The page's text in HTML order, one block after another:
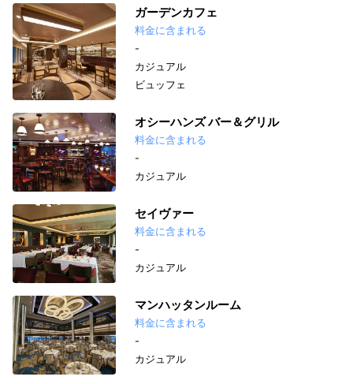
ガーデンカフェ
料金に含まれる
-
カジュアル
ビュッフェ
オシーハンズ バー＆グリル
料金に含まれる
-
カジュアル
セイヴァー
料金に含まれる
-
カジュアル
マンハッタンルーム
料金に含まれる
-
カジュアル